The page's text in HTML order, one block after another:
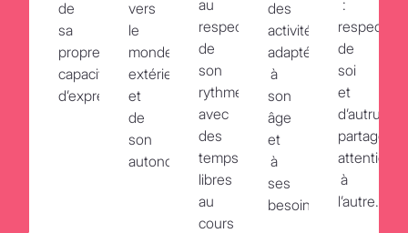
de
sa
propre
capacité
d’expression.
vers
le
monde
extérieur
et
de
son
autonomie.
au
respect
de
son
rythme,
avec
des
temps
libres
au
cours
des
activités
adaptées
à
son
âge
et
à
ses
besoins.
:
respect
de
soi
et
d’autrui,
partage,
attention
à
l’autre.